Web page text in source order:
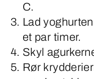
C.
Lad
et par timer.
Skyl
Rør